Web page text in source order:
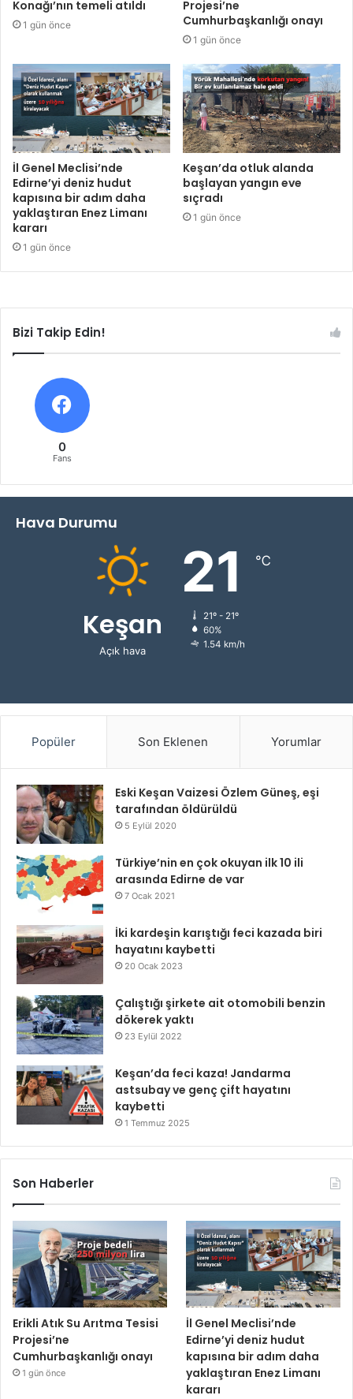
Konağı’nın temeli atıldı
1 gün önce
Projesi’ne
Cumhurbaşkanlığı onayı
1 gün önce
İl Genel Meclisi’nde
Edirne’yi deniz hudut
kapısına bir adım daha
yaklaştıran Enez Limanı
kararı
1 gün önce
Keşan’da otluk alanda
başlayan yangın eve
sıçradı
1 gün önce
Bizi Takip Edin!
0
Fans
Hava Durumu
Keşan
Açık hava
21 ℃
21º - 21º
60%
1.54 km/h
Popüler Son Eklenen Yorumlar
Eski Keşan Vaizesi Özlem Güneş, eşi
tarafından öldürüldü
5 Eylül 2020
Türkiye’nin en çok okuyan ilk 10 ili
arasında Edirne de var
7 Ocak 2021
İki kardeşin karıştığı feci kazada biri
hayatını kaybetti
20 Ocak 2023
Çalıştığı şirkete ait otomobili benzin
dökerek yaktı
23 Eylül 2022
Keşan’da feci kaza! Jandarma
astsubay ve genç çift hayatını
kaybetti
1 Temmuz 2025
Son Haberler
Erikli Atık Su Arıtma Tesisi
Projesi’ne
Cumhurbaşkanlığı onayı
1 gün önce
İl Genel Meclisi’nde
Edirne’yi deniz hudut
kapısına bir adım daha
yaklaştıran Enez Limanı
kararı